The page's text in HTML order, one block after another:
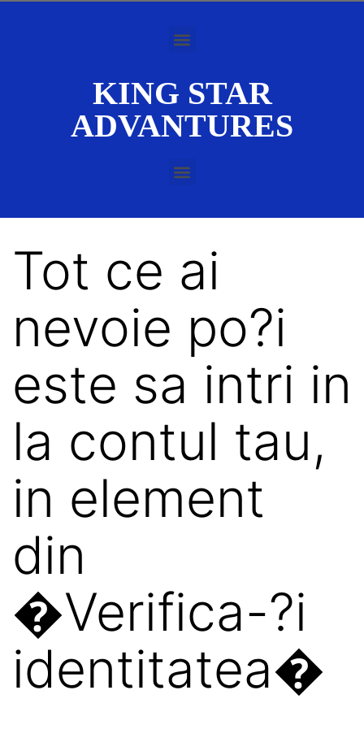
KING STAR
ADVANTURES
Tot ce ai
nevoie po?i
este sa intri in
la contul tau,
in element
din
�Verifica-?i
identitatea�